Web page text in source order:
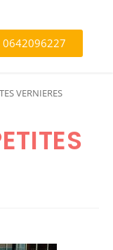
0642096227
VERNIERES